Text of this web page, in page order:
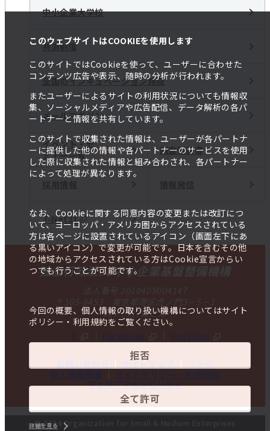
このウェブサイトはCOOKIEを使用します
このサイトではCookieを使って、ユーザーに合わせた
コンテンツ広告や表示、随時の分析が行われます。
またユーザーによるサイトの利用状況についても情報収
集、ソーシャルメディアや広告配信、データ解析の各パ
ートナーと情報を共有しています。
このサイトで収集された情報は、ユーザーが各パートナ
ーに提供した他の情報や各パートナーのサービスを使用
した際に収集された情報と組み合わされ、各パートナー
によって処理が異なります。
なお、Cookieに関する同意内容の変更または改訂につ
いて、ヨーロッパ・アメリカ圏からアクセスされている
方は各ページに設置されているアイコン（画面左下にあ
る黒いアイコン）で変更が可能です。日本を含むその他
の地域からアクセスされている方はCookie宣言からい
つでも行うことが可能です。
今回の概要、個人情報の取り扱い機構についてはサイト
ポリシー・利用規約をご覧ください。
拒否
全て許可
詳細を見る
中小企業大学校
共済制度
全国のインキュベーション施設
メールマガジン
イベント・セ
ミナー一覧
調査報告書
J-Net21
独立行政法人 中小企業基盤整備機構
法人番号 2010405004147
〒105-8453 東京都港区虎ノ門3－5－1
虎ノ門37森ビル
X
Facebook YouTube
お問い合わせ サイトマップ
リンク
個人情報保護
サイトポリシー・利用規約
ウェブアクセシビリティ
© 2024 Organization for Small & Medium Enterprises